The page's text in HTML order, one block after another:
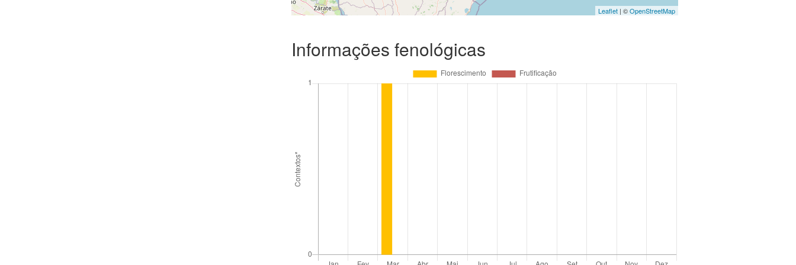
Leaflet| ©OpenStreetMap
Informações fenológicas